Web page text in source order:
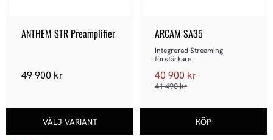
ANTHEM STR Preamplifier
49 900 kr
ARCAM SA35
Integrerad Streaming
förstärkare
40 900 kr
41 490kr